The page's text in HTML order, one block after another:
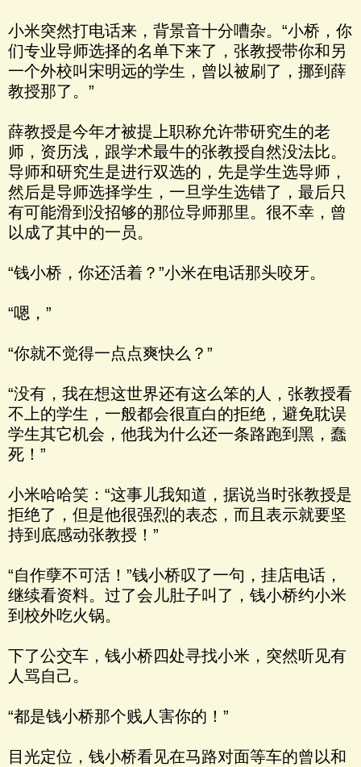
小米突然打电话来，背景音十分嘈杂。“小桥，你
们专业导师选择的名单下来了，张教授带你和另
一个外校叫宋明远的学生，曾以被刷了，挪到薛
教授那了。”
薛教授是今年才被提上职称允许带研究生的老
师，资历浅，跟学术最牛的张教授自然没法比。
导师和研究生是进行双选的，先是学生选导师，
然后是导师选择学生，一旦学生选错了，最后只
有可能滑到没招够的那位导师那里。很不幸，曾
以成了其中的一员。
“钱小桥，你还活着？”小米在电话那头咬牙。
“嗯，”
“你就不觉得一点点爽快么？”
“没有，我在想这世界还有这么笨的人，张教授看
不上的学生，一般都会很直白的拒绝，避免耽误
学生其它机会，他我为什么还一条路跑到黑，蠢
死！”
小米哈哈笑：“这事儿我知道，据说当时张教授是
拒绝了，但是他很强烈的表态，而且表示就要坚
持到底感动张教授！”
“自作孽不可活！”钱小桥叹了一句，挂店电话，
继续看资料。过了会儿肚子叫了，钱小桥约小米
到校外吃火锅。
下了公交车，钱小桥四处寻找小米，突然听见有
人骂自己。
“都是钱小桥那个贱人害你的！”
目光定位，钱小桥看见在马路对面等车的曾以和